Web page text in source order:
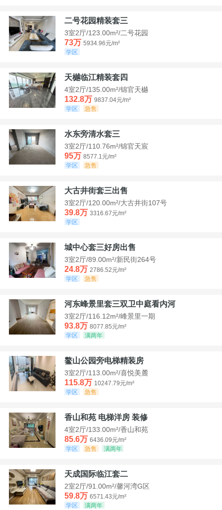
二号花园精装套三
3室2厅/123.00m²/二号花园
73万 5934.96元/m²
学区
天樾临江精装套四
4室2厅/135.00m²/锦官天樾
132.8万 9837.04元/m²
学区
急售
水东旁清水套三
3室2厅/110.76m²/锦官天宸
95万 8577.1元/m²
学区
急售
大古井街套三出售
3室2厅/120.00m²/大古井街107号
39.8万 3316.67元/m²
学区
城中心套三好房出售
3室2厅/89.00m²/新民街264号
24.8万 2786.52元/m²
学区
急售
河东峰景里套三双卫中庭看内河
3室2厅/116.12m²/峰景里一期
93.8万 8077.85元/m²
学区
满两年
鳌山公园旁电梯精装房
3室2厅/113.00m²/喜悦美麓
115.8万 10247.79元/m²
学区
急售
香山和苑 电梯洋房 装修
4室2厅/133.00m²/香山和苑
85.6万 6436.09元/m²
学区
急售 满两年
天成国际临江套二
2室2厅/91.00m²/馨河湾G区
59.8万 6571.43元/m²
学区
满两年